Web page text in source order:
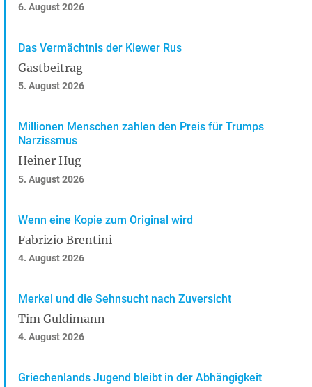
6. August 2026
Das Vermächtnis der Kiewer Rus
Gastbeitrag
5. August 2026
Millionen Menschen zahlen den Preis für Trumps
Narzissmus
Heiner Hug
5. August 2026
Wenn eine Kopie zum Original wird
Fabrizio Brentini
4. August 2026
Merkel und die Sehnsucht nach Zuversicht
Tim Guldimann
4. August 2026
Griechenlands Jugend bleibt in der Abhängigkeit